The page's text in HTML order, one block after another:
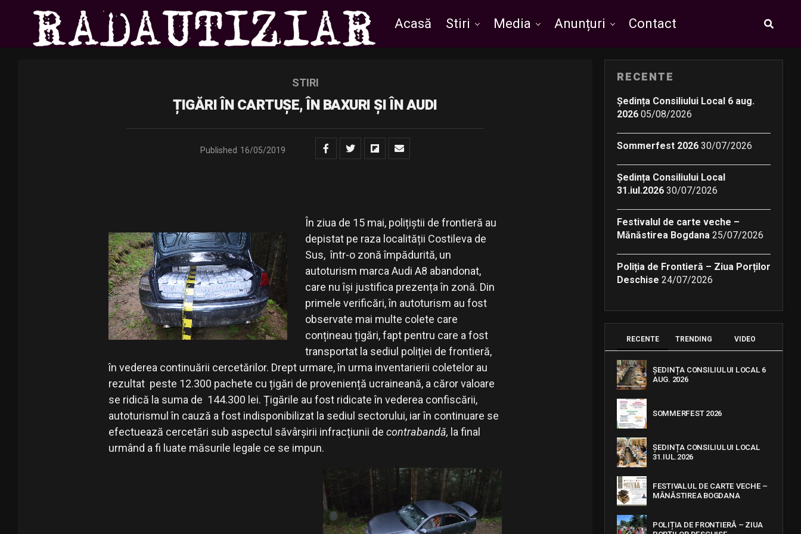
Acasă Stiri Media Anunțuri Contact
STIRI
ȚIGĂRI ÎN CARTUȘE, ÎN BAXURI ȘI ÎN AUDI
Published 16/05/2019
În ziua de 15 mai, polițiștii de frontieră au
depistat pe raza localității Costileva de
Sus, într-o zonă împădurită, un
autoturism marca Audi A8 abandonat,
care nu își justifica prezența în zonă. Din
primele verificări, în autoturism au fost
observate mai multe colete care
conțineau țigări, fapt pentru care a fost
transportat la sediul poliției de frontieră,
în vederea continuării cercetărilor. Drept urmare, în urma inventarierii coletelor au
rezultat peste 12.300 pachete cu țigări de proveniență ucraineană, a căror valoare
se ridică la suma de 144.300 lei. Țigările au fost ridicate în vederea confiscării,
autoturismul în cauză a fost indisponibilizat la sediul sectorului, iar în continuare se
efectuează cercetări sub aspectul săvârșirii infracțiunii de contrabandă, la final
urmând a fi luate măsurile legale ce se impun.
RECENTE
Ședința Consiliului Local 6 aug.
2026 05/08/2026
Sommerfest 2026 30/07/2026
Ședința Consiliului Local
31.iul.2026 30/07/2026
Festivalul de carte veche –
Mănăstirea Bogdana 25/07/2026
Poliția de Frontieră – Ziua Porților
Deschise 24/07/2026
RECENTE TRENDING VIDEO
ȘEDINȚA CONSILIULUI LOCAL 6
AUG. 2026
SOMMERFEST 2026
ȘEDINȚA CONSILIULUI LOCAL
31.IUL.2026
FESTIVALUL DE CARTE VECHE –
MĂNĂSTIREA BOGDANA
POLIȚIA DE FRONTIERĂ – ZIUA